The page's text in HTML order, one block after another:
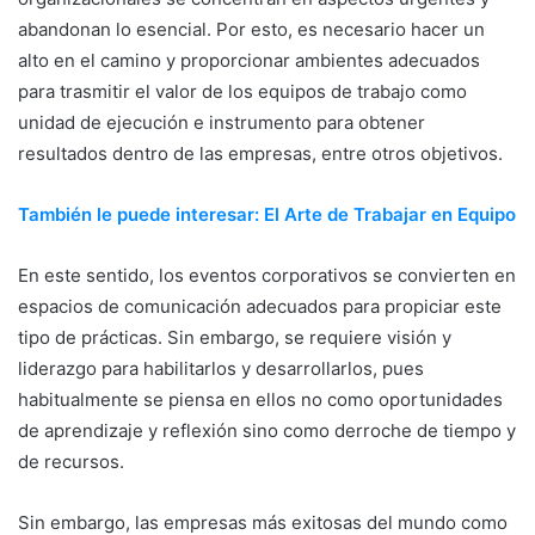
abandonan lo esencial. Por esto, es necesario hacer un
alto en el camino y proporcionar ambientes adecuados
para trasmitir el valor de los equipos de trabajo como
unidad de ejecución e instrumento para obtener
resultados dentro de las empresas, entre otros objetivos.
También le puede interesar: El Arte de Trabajar en Equipo
En este sentido, los eventos corporativos se convierten en
espacios de comunicación adecuados para propiciar este
tipo de prácticas. Sin embargo, se requiere visión y
liderazgo para habilitarlos y desarrollarlos, pues
habitualmente se piensa en ellos no como oportunidades
de aprendizaje y reflexión sino como derroche de tiempo y
de recursos.
Sin embargo, las empresas más exitosas del mundo como